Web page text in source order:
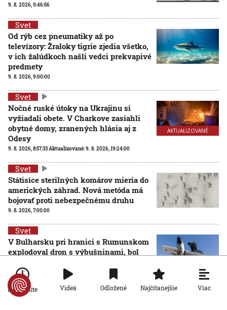
9. 8. 2026, 9:46:56
Svet
Od rýb cez pneumatiky až po
televízory: Žraloky tigrie zjedia všetko,
v ich žalúdkoch našli vedci prekvapivé
predmety
9. 8. 2026, 9:00:00
AKTUALIZOVANÉ
Svet
Nočné ruské útoky na Ukrajinu si
vyžiadali obete. V Charkove zasiahli
obytné domy, zranených hlásia aj z
Odesy
9. 8. 2026, 8:57:33Aktualizované:9. 8. 2026, 19:24:00
Svet
Státisíce sterilných komárov mieria do
amerických záhrad. Nová metóda má
bojovať proti nebezpečnému druhu
9. 8. 2026, 7:00:00
Svet
V Bulharsku pri hranici s Rumunskom
explodoval dron s výbušninami, bol
8. 8. 2026, 17:52:27
Po minúte Videá Odložené Najčítanejšie Viac